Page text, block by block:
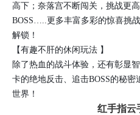
高下；奈落宫不断闯关，挑战更
BOSS…..更多丰富多彩的惊喜挑
解锁！
【有趣不肝的休闲玩法 】
除了热血的战斗体验，还有彰显
卡的绝地反击、追击BOSS的秘
世界！
红手指云